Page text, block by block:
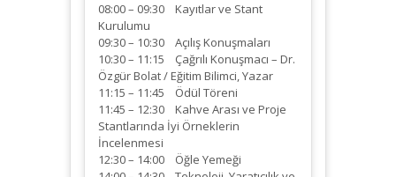
08:00 – 09:30 Kayıtlar ve Stant
Kurulumu
09:30 – 10:30 Açılış Konuşmaları
10:30 – 11:15 Çağrılı Konuşmacı – Dr.
Özgür Bolat / Eğitim Bilimci, Yazar
11:15 – 11:45 Ödül Töreni
11:45 – 12:30 Kahve Arası ve Proje
Stantlarında İyi Örneklerin
İncelenmesi
12:30 – 14:00 Öğle Yemeği